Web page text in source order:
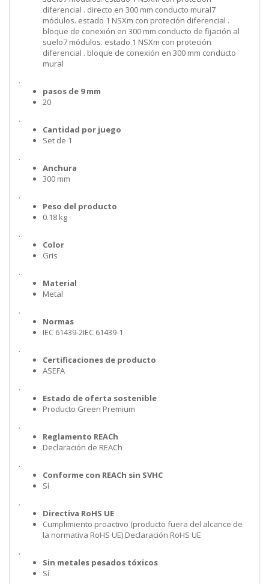
diferencial . directo en 300 mm conducto mural7
módulos. estado 1 NSXm con proteción diferencial .
bloque de conexión en 300 mm conducto de fijación al
suelo7 módulos. estado 1 NSXm con proteción
diferencial . bloque de conexión en 300 mm conducto
mural
.
pasos de 9 mm
20
.
Cantidad por juego
Set de 1
.
Anchura
300 mm
.
Peso del producto
0.18 kg
.
Color
Gris
.
Material
Metal
.
Normas
IEC 61439-2IEC 61439-1
.
Certificaciones de producto
ASEFA
.
Estado de oferta sostenible
Producto Green Premium
.
Reglamento REACh
Declaración de REACh
.
Conforme con REACh sin SVHC
Sí
.
Directiva RoHS UE
Cumplimiento proactivo (producto fuera del alcance de
la normativa RoHS UE) Declaración RoHS UE
.
Sin metales pesados tóxicos
Sí